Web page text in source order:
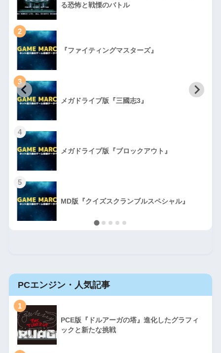
る恐怖と戦慄のバトル
2
『ファイティングマスターズ』
3
メガドライブ版『三國志3』
4
メガドライブ版『ブロックアウト』
5
MD版『クイズスクランブルスペシャル』
PCエンジン・人気記事
1
PCE版『ドルアーガの塔』進化したグラフィ
ックと新たな挑戦